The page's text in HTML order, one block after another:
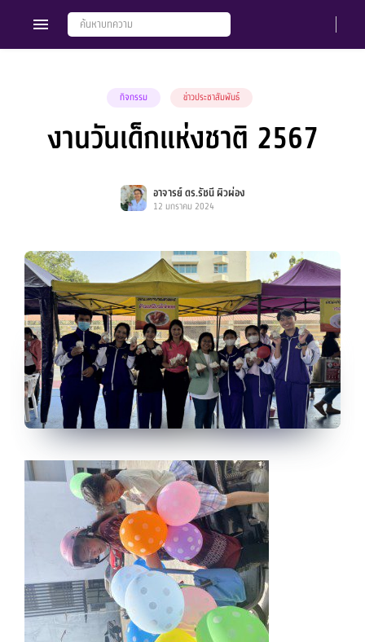
กิจกรรม ข่าวประชาสัมพันธ์
งานวันเด็กแห่งชาติ 2567
อาจารย์ ดร.รัชนี ผิวผ่อง
12 มกราคม 2024
Groups